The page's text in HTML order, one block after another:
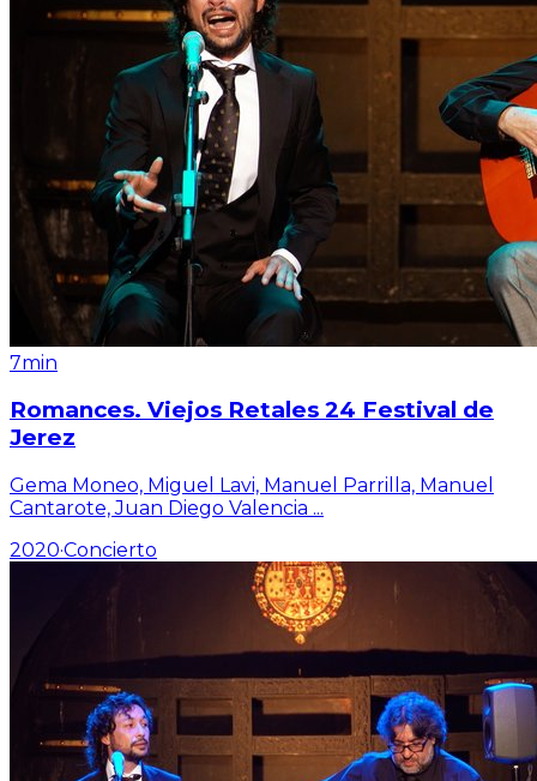
7min
Romances. Viejos Retales 24 Festival de
Jerez
Gema Moneo, Miguel Lavi, Manuel Parrilla, Manuel
Cantarote, Juan Diego Valencia ...
2020·Concierto